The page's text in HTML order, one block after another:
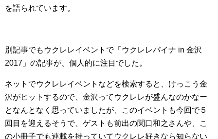
を語られています。
別記事でもウクレレイベントで「ウクレレパイナ in 金沢
2017」の記事が、個人的に注目でした。
ネットでウクレレイベントなどを検索すると、けっこう金
沢がヒットするので、金沢ってウクレレが盛んなのかなー
となんとなく思っていましたが、このイベントも今回で５
回目を迎えるそうで、ゲストも前出の関口和之さんや、こ
の小冊子でも連載を持っていてウクレレ好きなら知らない